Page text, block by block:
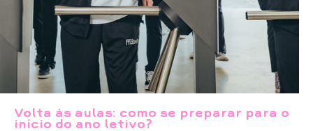
Volta às aulas: como se preparar para o
início do ano letivo?